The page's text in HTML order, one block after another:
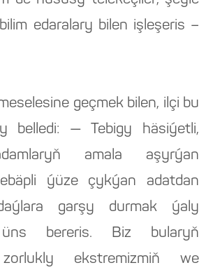
edaralary bilen işleşeris –
geçmek bilen, ilçi bu
belledi: — Tebigy häsiýetli,
amala aşyrýan
ýüze çykýan adatdan
garşy durmak ýaly
üns bereris. Biz bularyň
ekstremizmiň we